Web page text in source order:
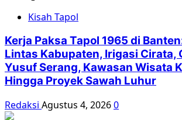
Kisah Tapol
Kerja Paksa Tapol 1965 di
Lintas Kabupaten, Irigasi Cirata,
Yusuf Serang, Kawasan Wisata
Hingga Proyek Sawah Luhur
Redaksi Agustus 4, 20260